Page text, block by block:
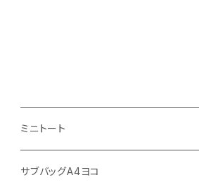
ミニトート
サブバッグA4ヨコ